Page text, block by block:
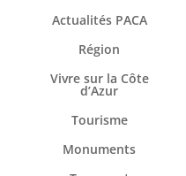
Actualités PACA
Région
Vivre sur la Côte
d’Azur
Tourisme
Monuments